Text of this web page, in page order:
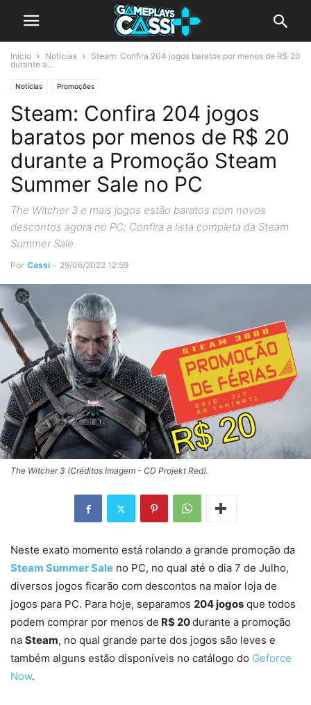
Início Notícias
Steam: Confira 204 jogos baratos por menos de R$ 20
durante a...
Notícias Promoções
Steam: Confira 204 jogos
baratos por menos de R$ 20
durante a Promoção Steam
Summer Sale no PC
The Witcher 3 e mais jogos estão baratos com novos
descontos agora no PC; Confira a lista completa da Steam
Summer Sale.
Por Cassi - 29/06/2022 12:59
The Witcher 3 (Créditos Imagem - CD Projekt Red).
Neste exato momento está rolando a grande promoção da
Steam Summer Sale no PC, no qual até o dia 7 de Julho,
diversos jogos ficarão com descontos na maior loja de
jogos para PC. Para hoje, separamos 204 jogos que todos
podem comprar por menos de R$ 20durante a promoção
na Steam, no qual grande parte dos jogos são leves e
também alguns estão disponíveis no catálogo do Geforce
Now.